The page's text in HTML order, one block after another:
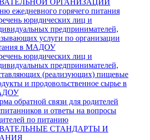
ежедневного горячего питания
юридических лиц и
предпринимателей,
услуги по организации
в МАДОУ
юридических лиц и
предпринимателей,
(реализующих) пищевые
и продовольственное сырье в
обратной связи для родителей
и ответы на вопросы
по питанию
СТАНДАРТЫ И